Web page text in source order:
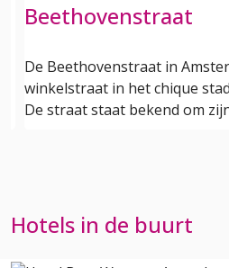
Beethovenstraat
De Beethovenstraat in
winkelstraat in het chique
De straat staat bekend om
Hotels in de buurt